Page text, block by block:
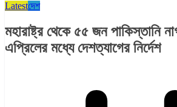
Latestদেশ
মহারাষ্ট্র থেকে ৫৫ জন পাকিস্তানি
এপ্রিলের মধ্যে দেশত্যাগের নির্দেশ